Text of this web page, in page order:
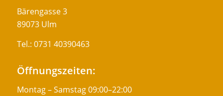
Bärengasse 3
89073 Ulm
Tel.: 0731 40390463
Öffnungszeiten:
Montag – Samstag 09:00–22:00